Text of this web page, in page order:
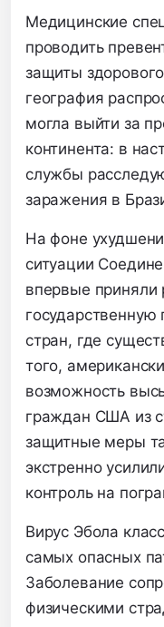
Медицинские
проводить
защиты
география
могла выйти за
континента: в
службы
заражения в
На фоне
ситуации
впервые приняли
государственную
стран, где
того,
возможность
граждан США из
защитные меры
экстренно
контроль на
Вирус Эбола
самых опасных
Заболевание
физическими